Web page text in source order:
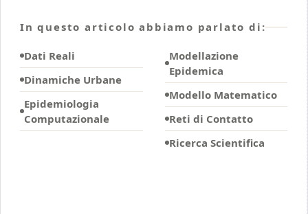
In questo articolo abbiamo parlato di:
Dati Reali
Dinamiche Urbane
Epidemiologia
Computazionale
Modellazione
Epidemica
Modello Matematico
Reti di Contatto
Ricerca Scientifica